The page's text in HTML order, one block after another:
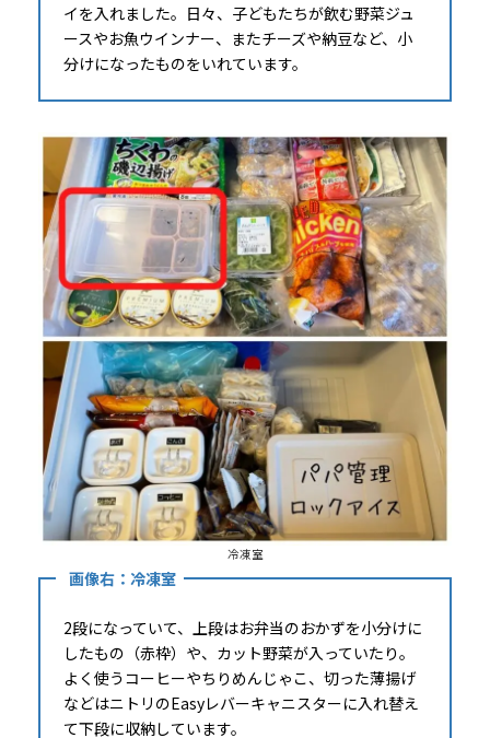
イを入れました。日々、子どもたちが飲む野菜ジュ
ースやお魚ウインナー、またチーズや納豆など、小
分けになったものをいれています。
冷凍室
画像右：冷凍室
2段になっていて、上段はお弁当のおかずを小分けに
したもの（赤枠）や、カット野菜が入っていたり。
よく使うコーヒーやちりめんじゃこ、切った薄揚げ
などはニトリのEasyレバーキャニスターに入れ替え
て下段に収納しています。